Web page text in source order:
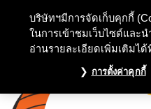
บริษัทฯมีการจัดเก็บคุกกี้
ในการเข้าชมเว็บไซต์และ
อ่านรายละเอียดเพิ่มเติมได้
การตั้งค่าคุกกี้